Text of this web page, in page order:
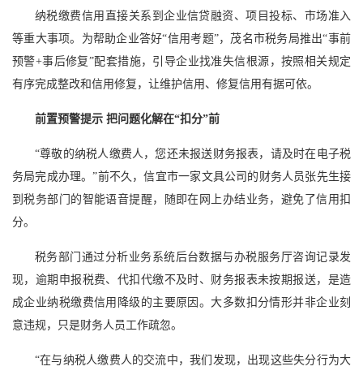
纳税缴费信用直接关系到企业信贷融资、项目投标、市场准入
等重大事项。为帮助企业答好“信用考题”，茂名市税务局推出“事前
预警+事后修复”配套措施，引导企业找准失信根源，按照相关规定
有序完成整改和信用修复，让维护信用、修复信用有据可依。
前置预警提示 把问题化解在“扣分”前
“尊敬的纳税人缴费人，您还未报送财务报表，请及时在电子税
务局完成办理。”前不久，信宜市一家文具公司的财务人员张先生接
到税务部门的智能语音提醒，随即在网上办结业务，避免了信用扣
分。
税务部门通过分析业务系统后台数据与办税服务厅咨询记录发
现，逾期申报税费、代扣代缴不及时、财务报表未按期报送，是造
成企业纳税缴费信用降级的主要原因。大多数扣分情形并非企业刻
意违规，只是财务人员工作疏忽。
“在与纳税人缴费人的交流中，我们发现，出现这些失分行为大